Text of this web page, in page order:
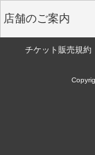
店舗のご案内
チケット販売規約